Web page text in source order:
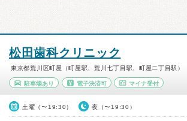
松田歯科クリニック
東京都荒川区町屋（町屋駅、荒川七丁目駅、町屋二丁目駅）
駐車場あり 電子決済可 マイナ受付
土曜（〜19:30） 夜（〜19:30）